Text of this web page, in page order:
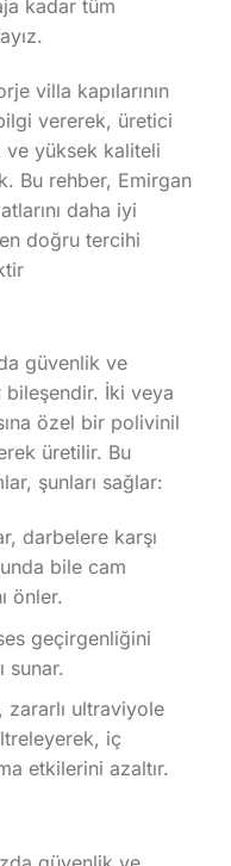
kadar tüm
villa kapılarının
vererek, üretici
ve yüksek kaliteli
Bu rehber, Emirgan
daha iyi
doğru tercihi
güvenlik ve
bileşendir. İki veya
özel bir polivinil
üretilir. Bu
şunları sağlar:
darbelere karşı
bile cam
önler.
geçirgenliğini
sunar.
zararlı ultraviyole
iç
etkilerini azaltır.